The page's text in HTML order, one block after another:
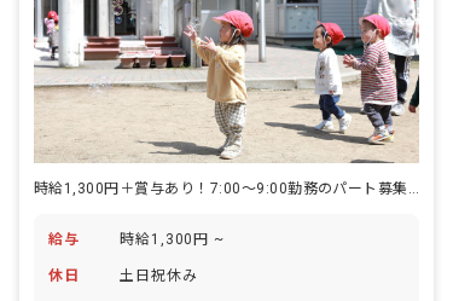
給与 時給1,300円 ~
休日 土日祝休み